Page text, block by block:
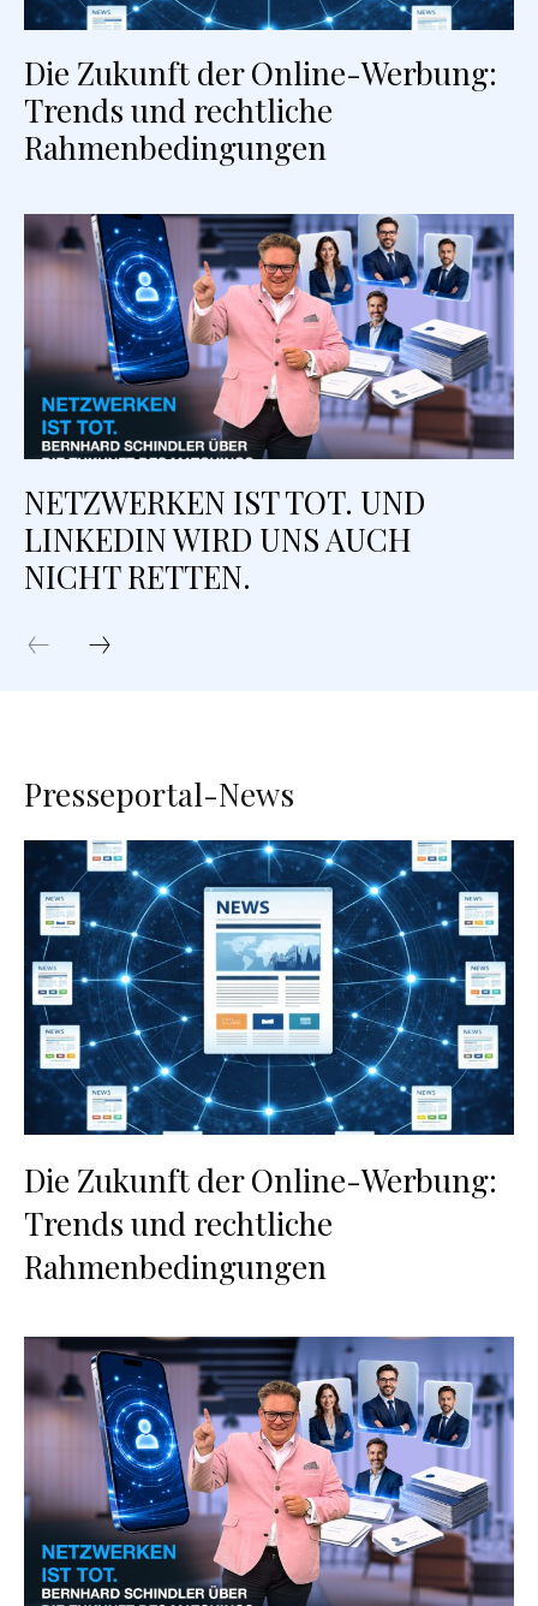
Die Zukunft der Online-Werbung:
Trends und rechtliche
Rahmenbedingungen
NETZWERKEN IST TOT. UND
LINKEDIN WIRD UNS AUCH
NICHT RETTEN.
Presseportal-News
Die Zukunft der Online-Werbung:
Trends und rechtliche
Rahmenbedingungen